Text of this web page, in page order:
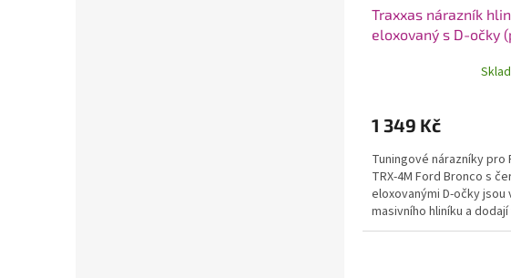
Traxxas nárazník
eloxovaný s D-očky
1 349 Kč
Tuningové nárazníky pro
TRX-4M Ford Bronco s
eloxovanými D-očky
masivního hliníku a
styl a odolnost.